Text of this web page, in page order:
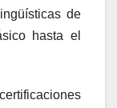
de
hasta el